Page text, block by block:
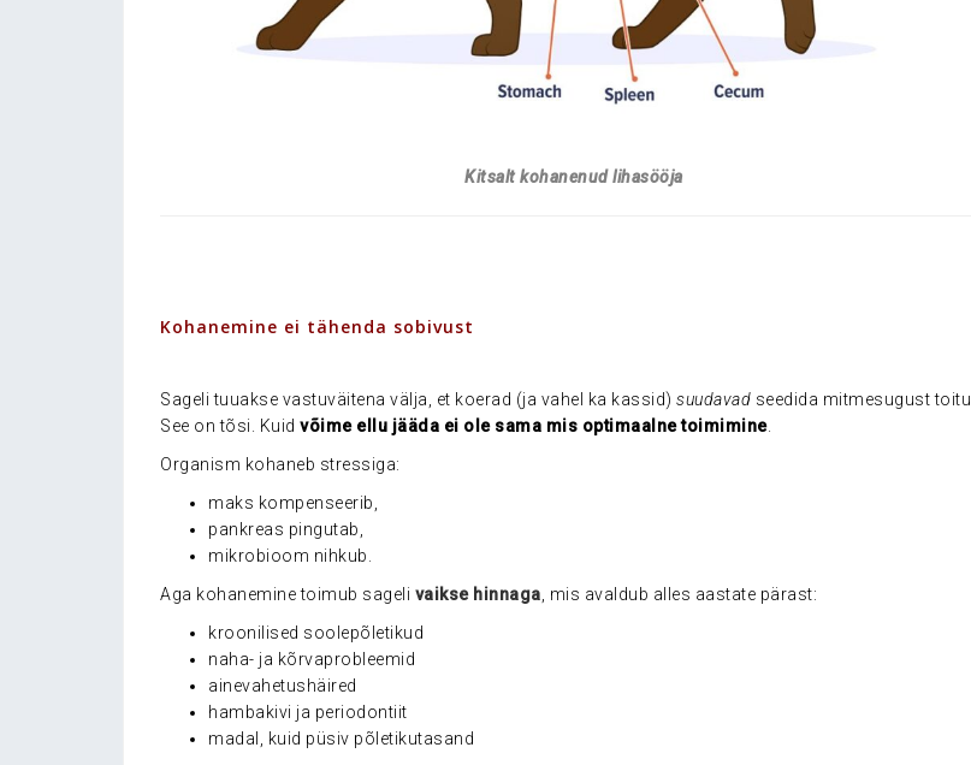
Kitsalt kohanenud lihasööja
Kohanemine ei tähenda sobivust
Sageli tuuakse vastuväitena välja, et koerad (ja vahel ka kassid) suudavad seedida mitmesugust toitu.
See on tõsi. Kuid võime ellu jääda ei ole sama mis optimaalne toimimine.
Organism kohaneb stressiga:
maks kompenseerib,
pankreas pingutab,
mikrobioom nihkub.
Aga kohanemine toimub sageli vaikse hinnaga , mis avaldub alles aastate pärast:
kroonilised soolepõletikud
naha- ja kõrvaprobleemid
ainevahetushäired
hambakivi ja periodontiit
madal, kuid püsiv põletikutasand